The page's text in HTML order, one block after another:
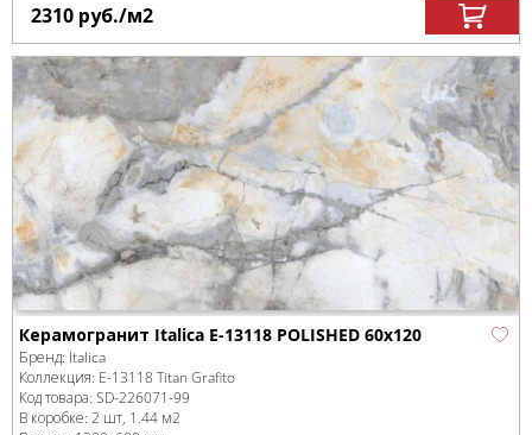
2310 руб./м2
Керамогранит Italica E-13118 POLISHED 60x120
Бренд: Italica
Коллекция: E-13118 Titan Grafito
Код товара: SD-226071-99
В коробке: 2 шт, 1.44 м2